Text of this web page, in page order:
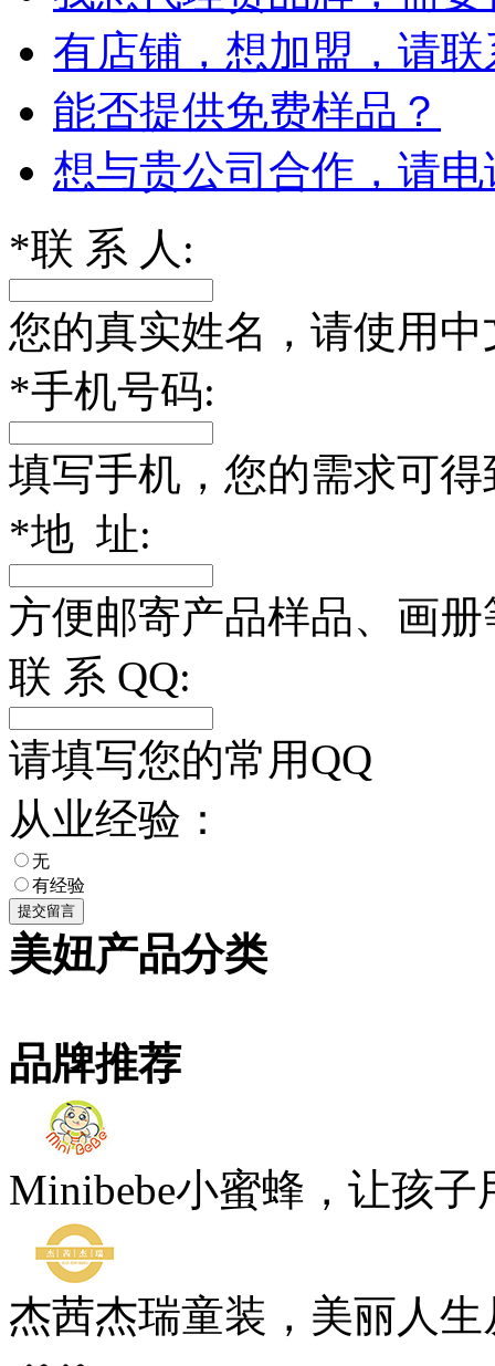
有店铺，想加盟，请
能否提供免费样品？
想与贵公司合作，请
*联 系 人:
您的真实姓名，请使用中
*手机号码:
填写手机，您的需求可
*地 址:
方便邮寄产品样品、画
联 系 QQ:
请填写您的常用QQ
从业经验：
无
有经验
美妞产品分类
品牌推荐
Minibebe小蜜蜂，让孩子
杰茜杰瑞童装，美丽人